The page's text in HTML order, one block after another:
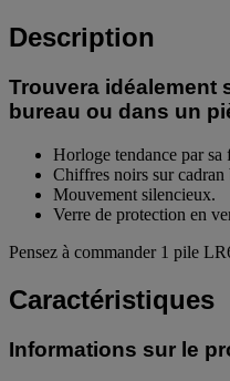
Description
Trouvera idéalement
bureau ou dans un
Horloge tendance par
Chiffres noirs sur
Mouvement silencieux.
Verre de protection en
Pensez à commander 1 pile
Caractéristiques
Informations sur le